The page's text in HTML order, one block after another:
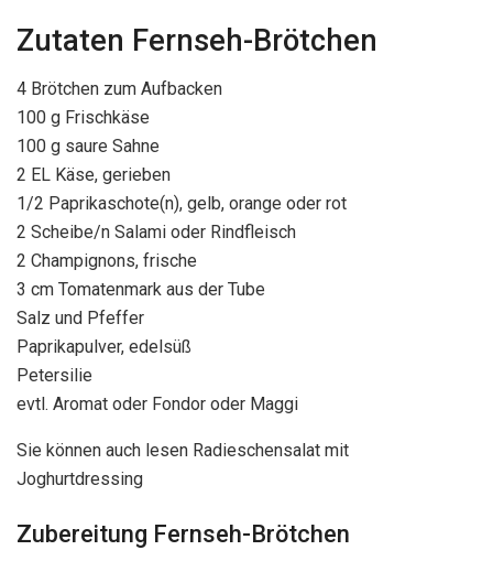
Zutaten Fernseh-Brötchen
4 Brötchen zum Aufbacken
100 g Frischkäse
100 g saure Sahne
2 EL Käse, gerieben
1/2 Paprikaschote(n), gelb, orange oder rot
2 Scheibe/n Salami oder Rindfleisch
2 Champignons, frische
3 cm Tomatenmark aus der Tube
Salz und Pfeffer
Paprikapulver, edelsüß
Petersilie
evtl. Aromat oder Fondor oder Maggi
Sie können auch lesen Radieschensalat mit
Joghurtdressing
Zubereitung Fernseh-Brötchen